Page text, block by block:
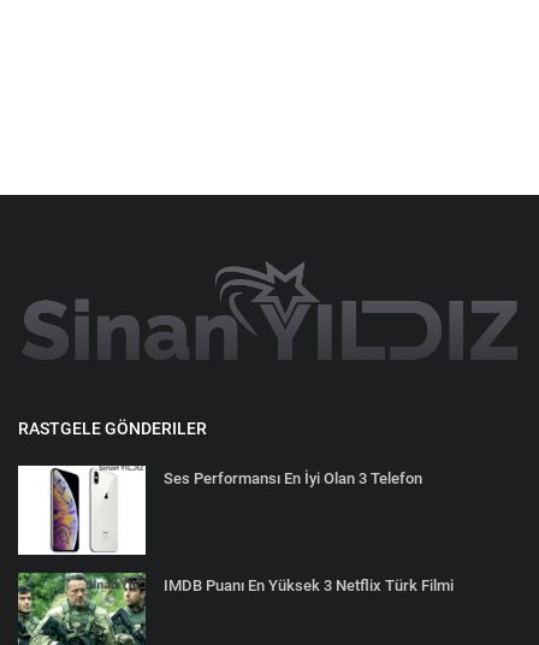
RASTGELE GÖNDERILER
Ses Performansı En İyi Olan 3 Telefon
IMDB Puanı En Yüksek 3 Netflix Türk Filmi